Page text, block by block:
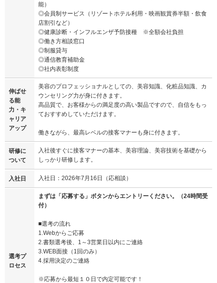
能）
◎会員制サービス（リゾートホテル利用・映画観賞券半額・飲食
店割引など）
◎健康診断・インフルエンザ予防接種 ※全額会社負担
◎働き方相談窓口
◎制服貸与
◎通信教育補助金
◎社内表彰制度
伸ばせ
る能
力・キ
ャリア
アップ
美容のプロフェッショナルとしての、美容知識、化粧品知識、カ
ウンセリング力が身に付きます。
高品質で、お客様からの満足度の高い製品ですので、自信をもっ
ておすすめしていただけます。
働きながら、最高レベルの接客マナーも身に付きます。
研修に
ついて
入社後すぐに接客マナーの基本、美容理論、美容技術を基礎から
しっかり研修します。
入社日 入社日：2026年7月16日（応相談）
選考プ
ロセス
まずは「応募する」ボタンからエントリーください。（24時間受
付）
■選考の流れ
1.Webからご応募
2.書類選考後、1～3営業日以内にご連絡
3.WEB面接（1回のみ）
4.採用決定のご連絡
※応募から最短１０日で内定可能です！